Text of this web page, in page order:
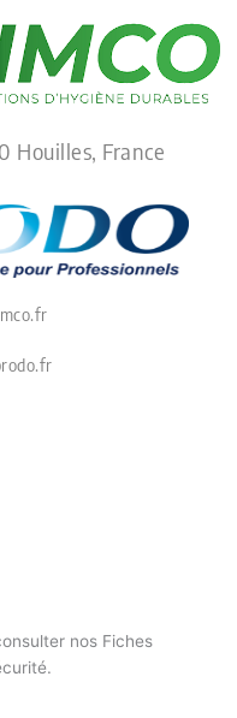
Houilles, France
nos Fiches